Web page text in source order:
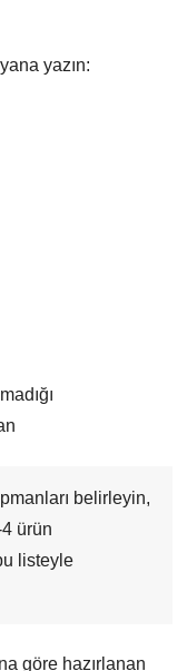
yazın:
belirleyin,
ürün
listeyle
göre hazırlanan